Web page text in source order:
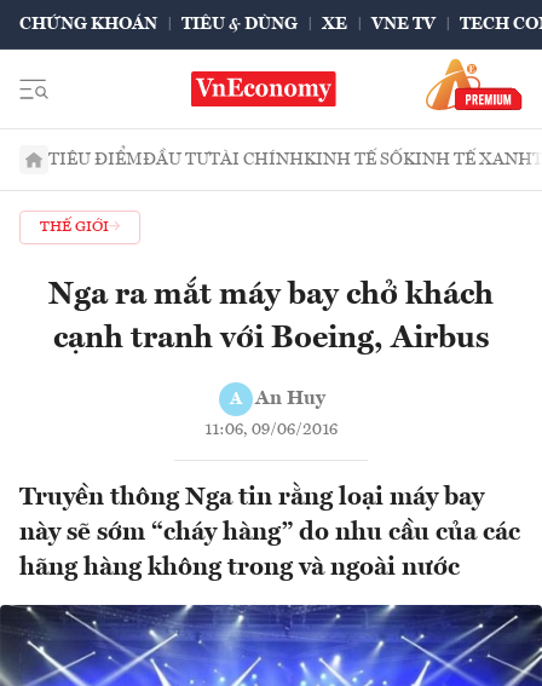
CHỨNG KHOÁN TIÊU & DÙNG XE VNE TV TECH
TIÊU ĐIỂMĐẦU TƯTÀI CHÍNHKINH TẾ SỐKINH TẾ XANH
THẾ GIỚI
Nga ra mắt máy bay chở khách
cạnh tranh với Boeing, Airbus
A An Huy
11:06, 09/06/2016
Truyền thông Nga tin rằng loại máy bay
này sẽ sớm “cháy hàng” do nhu cầu của các
hãng hàng không trong và ngoài nước